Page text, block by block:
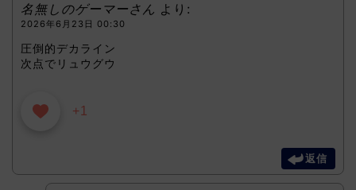
名無しのゲーマーさん より:
2026年6月23日 00:30
圧倒的デカライン
次点でリュウグウ
+1
返信